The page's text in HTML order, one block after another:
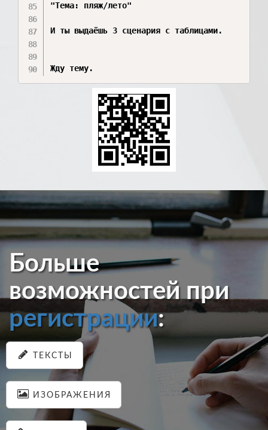
"Тема: пляж/лето"
И ты выдаёшь 3 сценария с таблицами.
Жду тему.
Больше
возможностей при
регистрации:
ТЕКСТЫ
ИЗОБРАЖЕНИЯ